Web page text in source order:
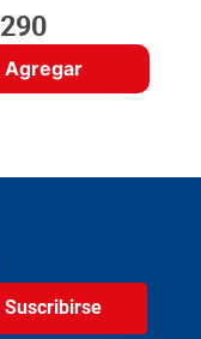
290
Agregar
Suscribirse